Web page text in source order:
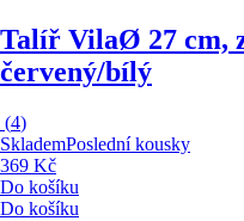
Talíř VilaØ 27 cm,
červený/bílý
(4)
SklademPoslední kousky
369 Kč
Do košíku
Do košíku